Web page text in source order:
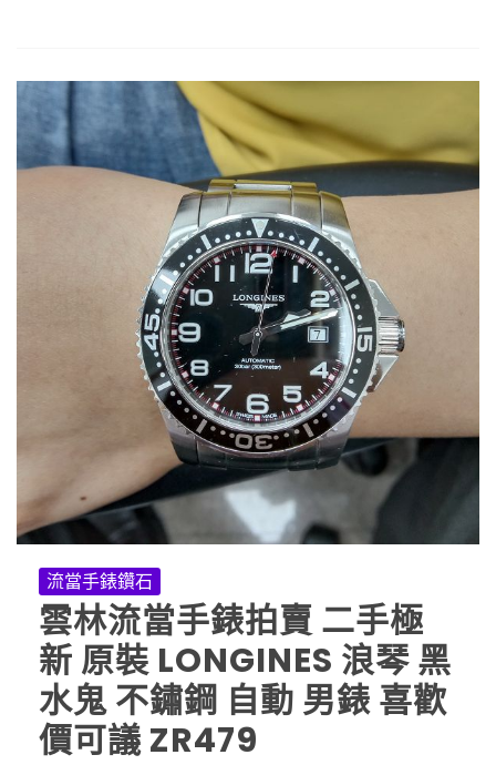
流當手錶鑽石
雲林流當手錶拍賣 二手極
新 原裝 LONGINES 浪琴 黑
水鬼 不鏽鋼 自動 男錶 喜歡
價可議 ZR479